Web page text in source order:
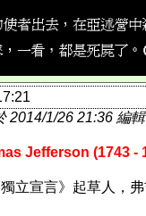
2014/1/26 21:36 編輯
Jefferson (1743 -
立宣言》起草人，